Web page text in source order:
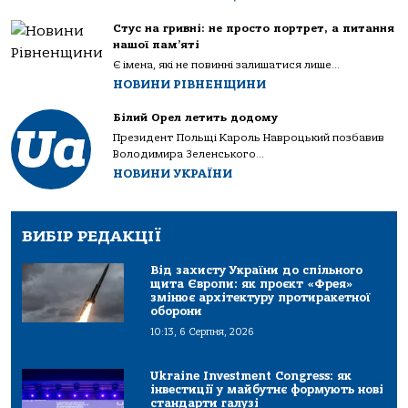
Стус на гривні: не просто портрет, а питання
нашої пам’яті
Є імена, які не повинні залишатися лише...
НОВИНИ РІВНЕНЩИНИ
Білий Орел летить додому
Президент Польщі Кароль Навроцький позбавив
Володимира Зеленського...
НОВИНИ УКРАЇНИ
ВИБІР РЕДАКЦІЇ
Від захисту України до спільного
щита Європи: як проєкт «Фрея»
змінює архітектуру протиракетної
оборони
10:13, 6 Серпня, 2026
Ukraine Investment Congress: як
інвестиції у майбутнє формують нові
стандарти галузі